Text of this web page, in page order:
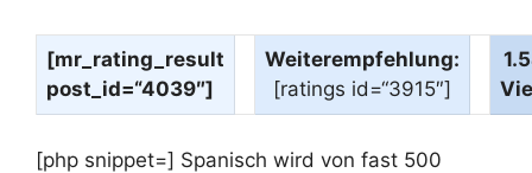
[mr_rating_result
post_id=“4039″]
Weiterempfehlung:
[ratings id=“3915″]
[php snippet=] Spanisch wird von fast 500